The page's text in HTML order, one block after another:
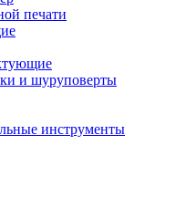
печати
и шуруповерты
инструменты